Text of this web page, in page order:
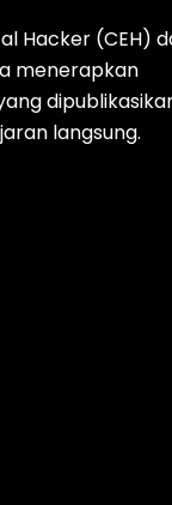
Hacker (CEH)
menerapkan
langsung.